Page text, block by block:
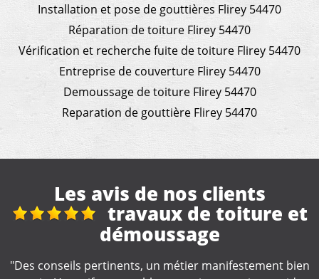
Installation et pose de gouttières Flirey 54470
Réparation de toiture Flirey 54470
Vérification et recherche fuite de toiture Flirey 54470
Entreprise de couverture Flirey 54470
Demoussage de toiture Flirey 54470
Reparation de gouttière Flirey 54470
Les avis de nos clients
travaux de toiture et
démoussage
pertinents, un métier manifestement bien